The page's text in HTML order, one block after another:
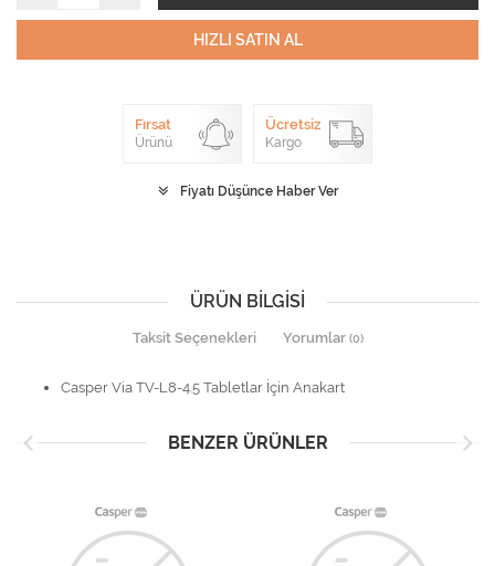
HIZLI SATIN AL
Fırsat
Ürünü
Ücretsiz
Kargo
Fiyatı Düşünce Haber Ver
ÜRÜN BILGISI
Taksit Seçenekleri Yorumlar (0)
Casper Via TV-L8-4.5 Tabletlar İçin Anakart
BENZER ÜRÜNLER